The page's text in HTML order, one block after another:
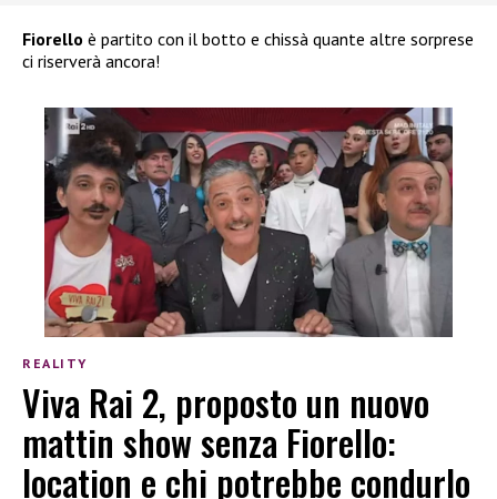
Fiorello è partito con il botto e chissà quante altre sorprese
ci riserverà ancora!
REALITY
Viva Rai 2, proposto un nuovo
mattin show senza Fiorello:
location e chi potrebbe condurlo